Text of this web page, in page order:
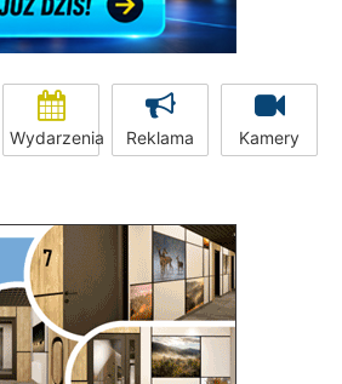
Wydarzenia Reklama Kamery